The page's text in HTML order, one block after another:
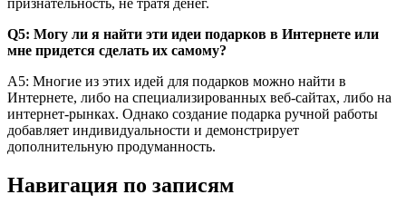
признательность, не тратя денег.
Q5: Могу ли я найти эти идеи подарков в Интернете или
мне придется сделать их самому?
A5: Многие из этих идей для подарков можно найти в
Интернете, либо на специализированных веб-сайтах, либо на
интернет-рынках. Однако создание подарка ручной работы
добавляет индивидуальности и демонстрирует
дополнительную продуманность.
Навигация по записям